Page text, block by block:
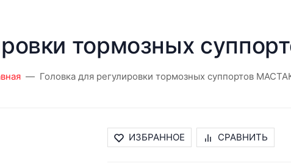
тормозных
Головка для регулировки тормозных суппортов
ИЗБРАННОЕ СРАВНИТЬ